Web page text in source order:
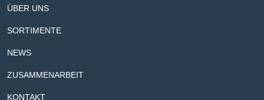
ÜBER UNS
SORTIMENTE
NEWS
ZUSAMMENARBEIT
KONTAKT